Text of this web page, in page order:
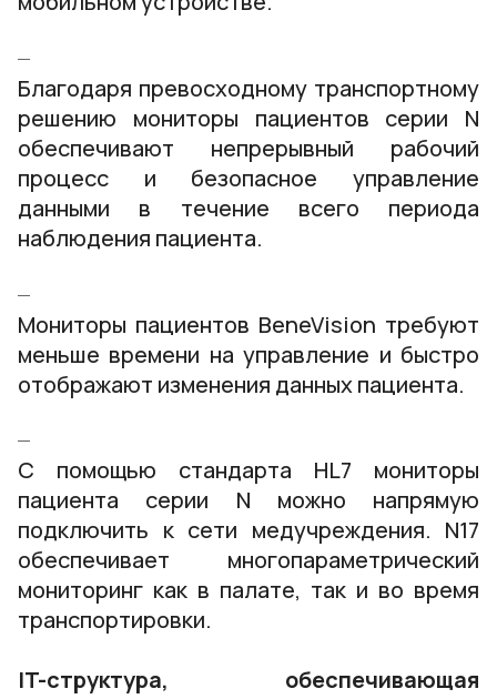
Благодаря превосходному транспортному
решению мониторы пациентов серии N
обеспечивают непрерывный рабочий
процесс и безопасное управление
данными в течение всего периода
наблюдения пациента.
Мониторы пациентов BeneVision требуют
меньше времени на управление и быстро
отображают изменения данных пациента.
С помощью стандарта HL7 мониторы
пациента серии N можно напрямую
подключить к сети медучреждения. N17
обеспечивает многопараметрический
мониторинг как в палате, так и во время
транспортировки.
IT-структура, обеспечивающая